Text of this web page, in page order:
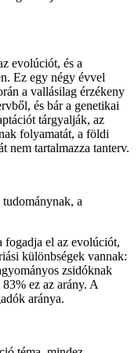
evolúciót, és a
Ez egy négy évvel
a vallásilag érzékeny
és bár a genetikai
tárgyalják, az
folyamatát, a földi
nem tartalmazza tanterv.
a
fogadja el az evolúciót,
különbségek vannak:
zsidóknak
ez az arány. A
aránya.